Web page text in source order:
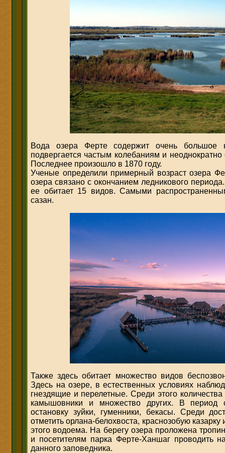
Вода озера Ферте содержит очень большое
подвергается частым колебаниям и
Последнее произошло в 1870 году.
Ученые определили примерный возраст озера
озера связано с окончанием ледникового
ее обитает 15 видов. Самыми
сазан.
Также здесь обитает множество видов
Здесь на озере, в естественных условиях
гнездящие и перелетные. Среди этого
камышовники и множество других. В период
остановку зуйки, гуменники, бекасы. Среди
отметить орлана-белохвоста, краснозобую
этого водоема. На берегу озера проложена
и посетителям парка Ферте-Ханшаг проводить
данного заповедника.